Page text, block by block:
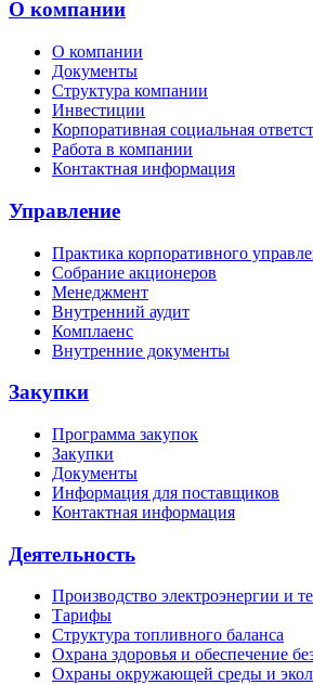
О компании
О компании
Документы
Структура компании
Инвестиции
Корпоративная социальная
Работа в компании
Контактная информация
Управление
Практика корпоративного
Собрание акционеров
Менеджмент
Внутренний аудит
Комплаенс
Внутренние документы
Закупки
Программа закупок
Закупки
Документы
Информация для поставщиков
Контактная информация
Деятельность
Производство электроэнергии и
Тарифы
Структура топливного баланса
Охрана здоровья и обеспечение
Охраны окружающей среды и